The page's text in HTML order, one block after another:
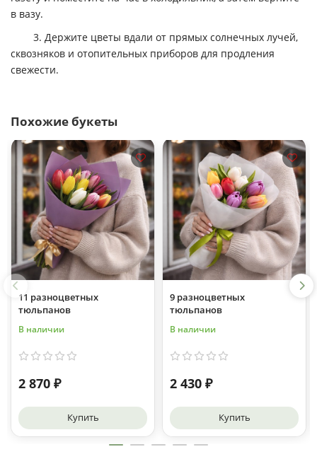
в вазу.
3. Держите цветы вдали от прямых солнечных лучей,
сквозняков и отопительных приборов для продления
свежести.
Похожие букеты
11 разноцветных
тюльпанов
В наличии
2 870 ₽
Купить
9 разноцветных
тюльпанов
В наличии
2 430 ₽
Купить